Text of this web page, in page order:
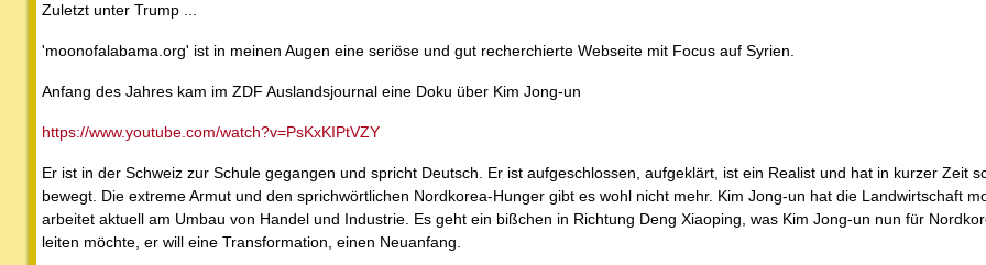
Zuletzt unter Trump ...
'moonofalabama.org' ist in meinen Augen eine seriöse und gut recherchierte Webseite mit Focus auf Syrien.
Anfang des Jahres kam im ZDF Auslandsjournal eine Doku über Kim Jong-un
https://www.youtube.com/watch?v=PsKxKIPtVZY
Er ist in der Schweiz zur Schule gegangen und spricht Deutsch. Er ist aufgeschlossen, aufgeklärt, ist ein Realist und hat in kurzer Zeit
bewegt. Die extreme Armut und den sprichwörtlichen Nordkorea-Hunger gibt es wohl nicht mehr. Kim Jong-un hat die Landwirtschaft
arbeitet aktuell am Umbau von Handel und Industrie. Es geht ein bißchen in Richtung Deng Xiaoping, was Kim Jong-un nun für
leiten möchte, er will eine Transformation, einen Neuanfang.